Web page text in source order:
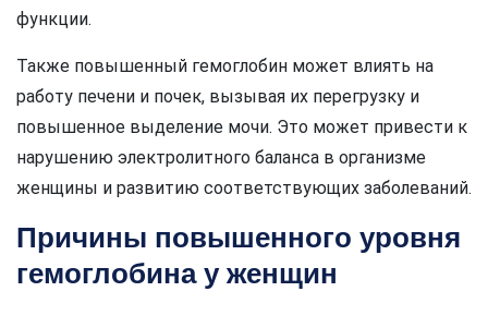
функции.
Также повышенный гемоглобин может влиять на
работу печени и почек, вызывая их перегрузку и
повышенное выделение мочи. Это может привести к
нарушению электролитного баланса в организме
женщины и развитию соответствующих заболеваний.
Причины повышенного уровня
гемоглобина у женщин